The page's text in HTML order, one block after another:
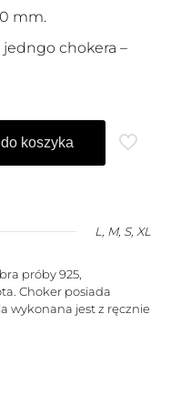
mm.
chokera –
koszyka
L, M, S, XL
próby 925,
Choker posiada
wykonana jest z ręcznie